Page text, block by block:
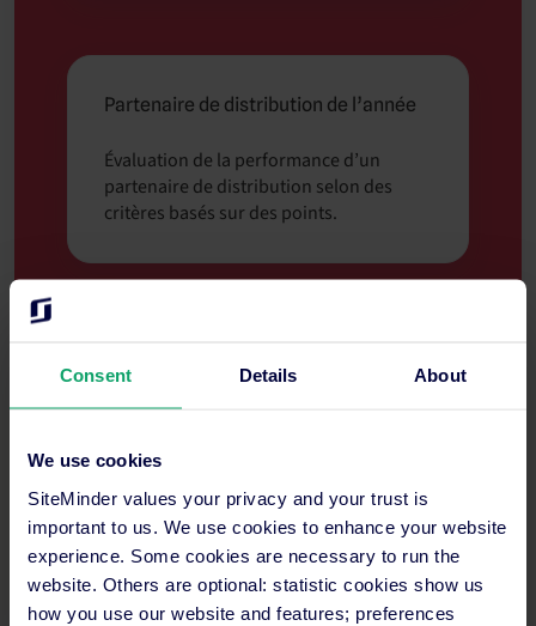
Consent Details About
We use cookies
SiteMinder values your privacy and your trust is
important to us. We use cookies to enhance your website
experience. Some cookies are necessary to run the
website. Others are optional: statistic cookies show us
how you use our website and features; preferences
Partenaire de distribution de l’année
Évaluation de la performance d’un
partenaire de distribution selon des
critères basés sur des points.
Prix Expert de l’année
partenaire expert selon un système de
points.